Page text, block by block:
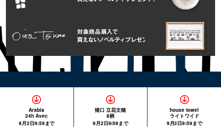
Arabia
24h Avec
9月2日9:59まで
猪口 立花文穂
8柄
9月2日9:59まで
house towel
ライトワイド
9月2日9:59まで